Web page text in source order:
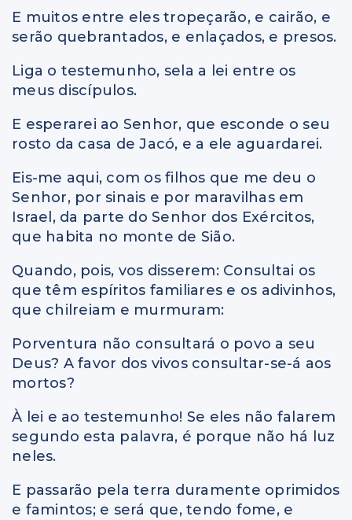
E muitos entre eles tropeçarão, e cairão, e
serão quebrantados, e enlaçados, e presos.
Liga o testemunho, sela a lei entre os
meus discípulos.
E esperarei ao Senhor, que esconde o seu
rosto da casa de Jacó, e a ele aguardarei.
Eis-me aqui, com os filhos que me deu o
Senhor, por sinais e por maravilhas em
Israel, da parte do Senhor dos Exércitos,
que habita no monte de Sião.
Quando, pois, vos disserem: Consultai os
que têm espíritos familiares e os adivinhos,
que chilreiam e murmuram:
Porventura não consultará o povo a seu
Deus? A favor dos vivos consultar-se-á aos
mortos?
À lei e ao testemunho! Se eles não falarem
segundo esta palavra, é porque não há luz
neles.
E passarão pela terra duramente oprimidos
e famintos; e será que, tendo fome, e